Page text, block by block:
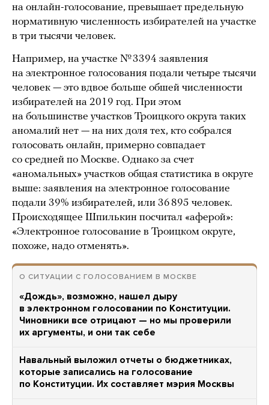
на онлайн-голосование, превышает предельную
нормативную численность избирателей на участке
в три тысячи человек.
Например, на участке № 3394 заявления
на электронное голосования подали четыре тысячи
человек — это вдвое больше обшей численности
избирателей на 2019 год. При этом
на большинстве участков Троицкого округа таких
аномалий нет — на них доля тех, кто собрался
голосовать онлайн, примерно совпадает
со средней по Москве. Однако за счет
«аномальных» участков общая статистика в округе
выше: заявления на электронное голосование
подали 39% избирателей, или 36 895 человек.
Происходящее Шпилькин посчитал «аферой»:
«Электронное голосование в Троицком округе,
похоже, надо отменять».
О СИТУАЦИИ С ГОЛОСОВАНИЕМ В МОСКВЕ
«Дождь», возможно, нашел дыру
в электронном голосовании по Конституции.
Чиновники все отрицают — но мы проверили
их аргументы, и они так себе
Навальный выложил отчеты о бюджетниках,
которые записались на голосование
по Конституции. Их составляет мэрия Москвы